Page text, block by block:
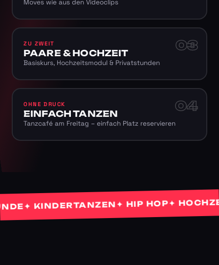
Moves wie aus den Videoclips
03
ZU ZWEIT
PAARE & HOCHZEIT
Basiskurs, Hochzeitsmodul & Privatstunden
04
OHNE DRUCK
EINFACH TANZEN
Tanzcafé am Freitag – einfach Platz reservieren
✦ KINDERTANZEN✦ HIP HOP✦